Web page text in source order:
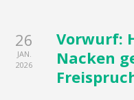
26
JAN.
2026
Vorwurf:
Nacken